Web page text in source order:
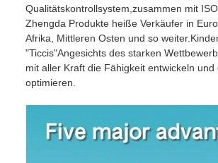
Qualitätskontrollsystem,zusammen mit
Zhengda Produkte heiße Verkäufer in
Afrika, Mittleren Osten und so
"Ticcis"Angesichts des starken
mit aller Kraft die Fähigkeit entwickeln und
optimieren.